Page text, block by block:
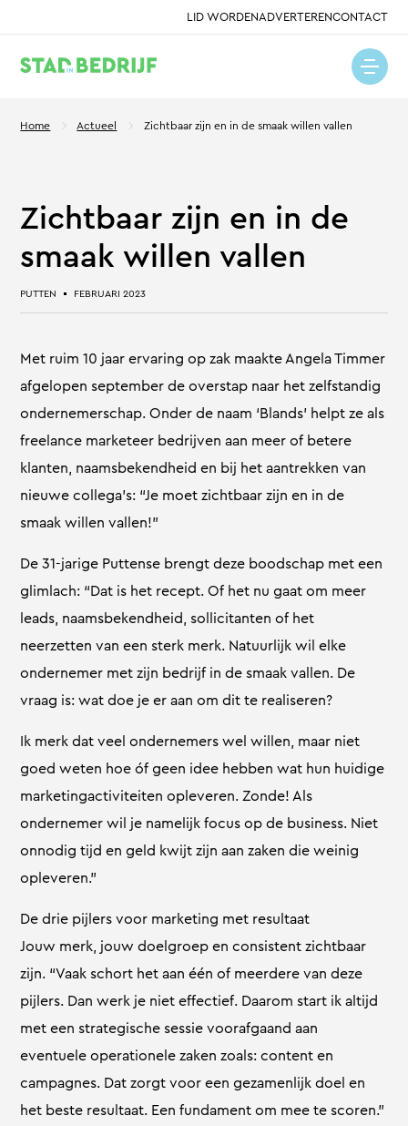
LID WORDENADVERTERENCONTACT
Home Actueel Zichtbaar zijn en in de smaak willen vallen
Zichtbaar zijn en in de
smaak willen vallen
PUTTEN FEBRUARI 2023
Met ruim 10 jaar ervaring op zak maakte Angela Timmer
afgelopen september de overstap naar het zelfstandig
ondernemerschap. Onder de naam ‘Blands’ helpt ze als
freelance marketeer bedrijven aan meer of betere
klanten, naamsbekendheid en bij het aantrekken van
nieuwe collega’s: “Je moet zichtbaar zijn en in de
smaak willen vallen!”
De 31-jarige Puttense brengt deze boodschap met een
glimlach: “Dat is het recept. Of het nu gaat om meer
leads, naamsbekendheid, sollicitanten of het
neerzetten van een sterk merk. Natuurlijk wil elke
ondernemer met zijn bedrijf in de smaak vallen. De
vraag is: wat doe je er aan om dit te realiseren?
Ik merk dat veel ondernemers wel willen, maar niet
goed weten hoe óf geen idee hebben wat hun huidige
marketingactiviteiten opleveren. Zonde! Als
ondernemer wil je namelijk focus op de business. Niet
onnodig tijd en geld kwijt zijn aan zaken die weinig
opleveren.”
De drie pijlers voor marketing met resultaat
Jouw merk, jouw doelgroep en consistent zichtbaar
zijn. “Vaak schort het aan één of meerdere van deze
pijlers. Dan werk je niet effectief. Daarom start ik altijd
met een strategische sessie voorafgaand aan
eventuele operationele zaken zoals: content en
campagnes. Dat zorgt voor een gezamenlijk doel en
het beste resultaat. Een fundament om mee te scoren.”